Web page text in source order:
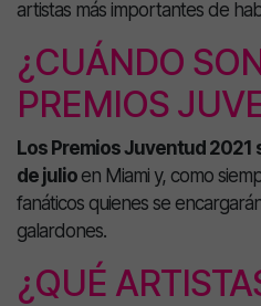
artistas más importantes de
¿CUÁNDO
PREMIOS
Los Premios Juventud
de julio en Miami y, como
fanáticos quienes se
galardones.
¿QUÉ